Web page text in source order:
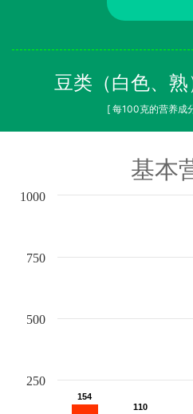
豆类（白色、
[ 每100克的营养成
基本
154
154
110
110
250
500
750
1000